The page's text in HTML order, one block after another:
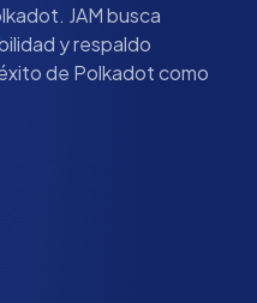
JAM busca
y respaldo
de Polkadot como